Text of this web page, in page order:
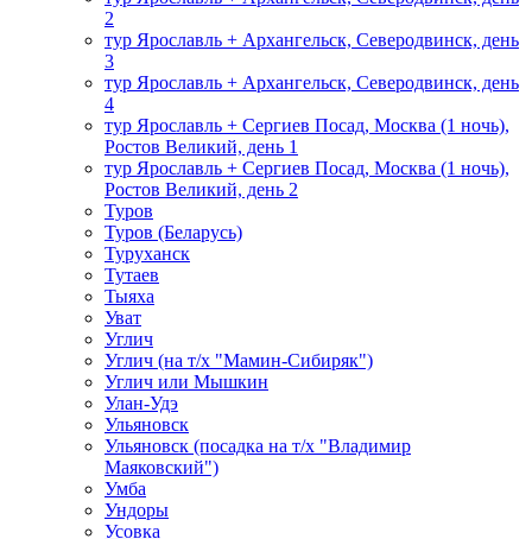
2
тур Ярославль + Архангельск, Северодвинск, день
3
тур Ярославль + Архангельск, Северодвинск, день
4
тур Ярославль + Сергиев Посад, Москва (1 ночь),
Ростов Великий, день 1
тур Ярославль + Сергиев Посад, Москва (1 ночь),
Ростов Великий, день 2
Туров
Туров (Беларусь)
Туруханск
Тутаев
Тыяха
Уват
Углич
Углич (на т/х "Мамин-Сибиряк")
Углич или Мышкин
Улан-Удэ
Ульяновск
Ульяновск (посадка на т/х "Владимир
Маяковский")
Умба
Ундоры
Усовка